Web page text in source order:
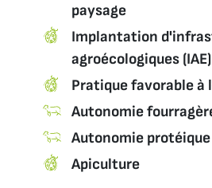
paysage
Implantation
agroécologiques
Pratique favorable à
Autonomie
Autonomie protéique
Apiculture